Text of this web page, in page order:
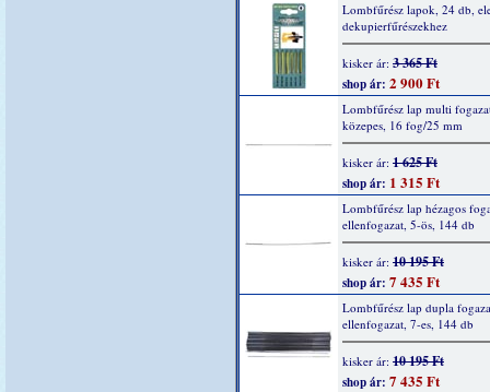
Lombfűrész lapok, 24 db,
dekupierfűrészekhez
kisker ár: 3 365 Ft
shop ár: 2 900 Ft
Lombfűrész lap multi
közepes, 16 fog/25 mm
kisker ár: 1 625 Ft
shop ár: 1 315 Ft
Lombfűrész lap hézagos
ellenfogazat, 5-ös, 144 db
kisker ár: 10 195 Ft
shop ár: 7 435 Ft
Lombfűrész lap dupla
ellenfogazat, 7-es, 144 db
kisker ár: 10 195 Ft
shop ár: 7 435 Ft